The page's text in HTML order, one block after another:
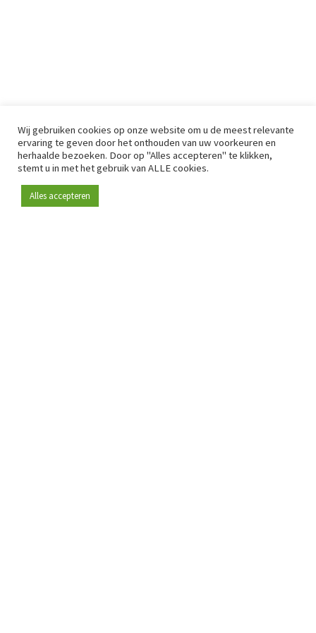
Wij gebruiken cookies op onze website om u de meest relevante
ervaring te geven door het onthouden van uw voorkeuren en
herhaalde bezoeken. Door op "Alles accepteren" te klikken,
stemt u in met het gebruik van ALLE cookies.
Alles accepteren